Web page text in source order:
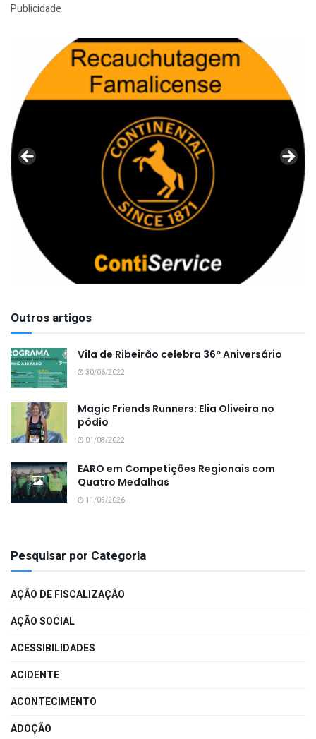
Publicidade
Outros artigos
Vila de Ribeirão celebra 36º Aniversário
30/06/2022
Magic Friends Runners: Elia Oliveira no
pódio
01/08/2022
EARO em Competições Regionais com
Quatro Medalhas
11/05/2026
Pesquisar por Categoria
AÇÃO DE FISCALIZAÇÃO
AÇÃO SOCIAL
ACESSIBILIDADES
ACIDENTE
ACONTECIMENTO
ADOÇÃO